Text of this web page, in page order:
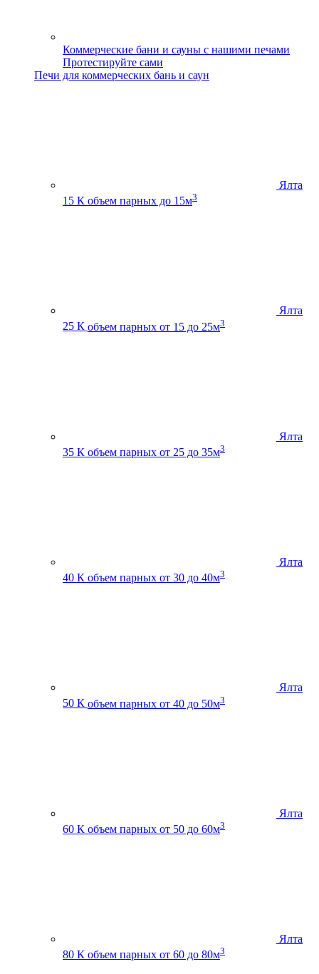
Коммерческие бани и сауны с нашими печами
Протестируйте сами
Печи для коммерческих бань и саун
Ялта
15 К объем парных до 15м3
Ялта
25 К объем парных от 15 до 25м3
Ялта
35 К объем парных от 25 до 35м3
Ялта
40 К объем парных от 30 до 40м3
Ялта
50 К объем парных от 40 до 50м3
Ялта
60 К объем парных от 50 до 60м3
Ялта
80 К объем парных от 60 до 80м3